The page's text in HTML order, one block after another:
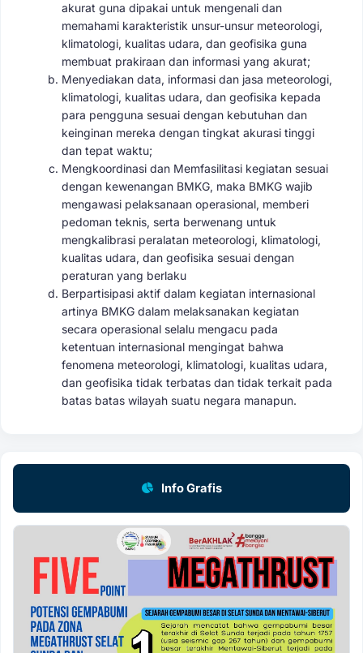
akurat guna dipakai untuk mengenali dan
memahami karakteristik unsur-unsur meteorologi,
klimatologi, kualitas udara, dan geofisika guna
membuat prakiraan dan informasi yang akurat;
Menyediakan data, informasi dan jasa meteorologi,
klimatologi, kualitas udara, dan geofisika kepada
para pengguna sesuai dengan kebutuhan dan
keinginan mereka dengan tingkat akurasi tinggi
dan tepat waktu;
Mengkoordinasi dan Memfasilitasi kegiatan sesuai
dengan kewenangan BMKG, maka BMKG wajib
mengawasi pelaksanaan operasional, memberi
pedoman teknis, serta berwenang untuk
mengkalibrasi peralatan meteorologi, klimatologi,
kualitas udara, dan geofisika sesuai dengan
peraturan yang berlaku
Berpartisipasi aktif dalam kegiatan internasional
artinya BMKG dalam melaksanakan kegiatan
secara operasional selalu mengacu pada
ketentuan internasional mengingat bahwa
fenomena meteorologi, klimatologi, kualitas udara,
dan geofisika tidak terbatas dan tidak terkait pada
batas batas wilayah suatu negara manapun.
Info Grafis